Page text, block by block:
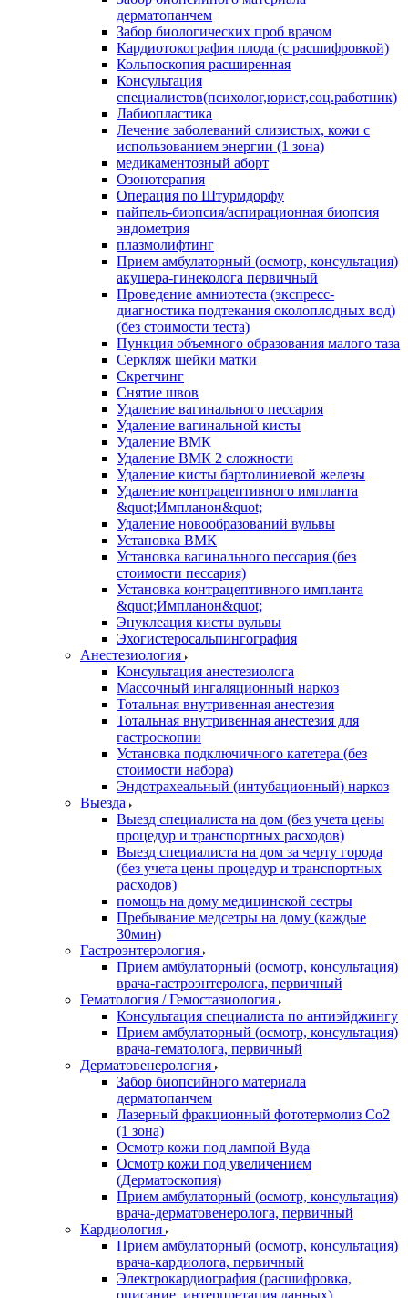
дерматопанчем
Забор биологических проб врачом
Кардиотокография плода (с расшифровкой)
Кольпоскопия расширенная
Консультация
специалистов(психолог,юрист,соц.работник)
Лабиопластика
Лечение заболеваний слизистых, кожи с
использованием энергии (1 зона)
медикаментозный аборт
Озонотерапия
Операция по Штурмдорфу
пайпель-биопсия/аспирационная биопсия
эндометрия
плазмолифтинг
Прием амбулаторный (осмотр, консультация)
акушера-гинеколога первичный
Проведение амниотеста (экспресс-
диагностика подтекания околоплодных вод)
(без стоимости теста)
Пункция объемного образования малого таза
Серкляж шейки матки
Скретчинг
Снятие швов
Удаление вагинального пессария
Удаление вагинальной кисты
Удаление ВМК
Удаление ВМК 2 сложности
Удаление кисты бартолиниевой железы
Удаление контрацептивного импланта
&quot;Импланон&quot;
Удаление новообразований вульвы
Установка ВМК
Установка вагинального пессария (без
стоимости пессария)
Установка контрацептивного импланта
&quot;Импланон&quot;
Энуклеация кисты вульвы
Эхогистеросальпингография
Анестезиология
Консультация анестезиолога
Массочный ингаляционный наркоз
Тотальная внутривенная анестезия
Тотальная внутривенная анестезия для
гастроскопии
Установка подключичного катетера (без
стоимости набора)
Эндотрахеальный (интубационный) наркоз
Выезда
Выезд специалиста на дом (без учета цены
процедур и транспортных расходов)
Выезд специалиста на дом за черту города
(без учета цены процедур и транспортных
расходов)
помощь на дому медицинской сестры
Пребывание медсетры на дому (каждые
30мин)
Гастроэнтерология
Прием амбулаторный (осмотр, консультация)
врача-гастроэнтеролога, первичный
Гематология / Гемостазиология
Консультация специалиста по антиэйджингу
Прием амбулаторный (осмотр, консультация)
врача-гематолога, первичный
Дерматовенерология
Забор биопсийного материала
дерматопанчем
Лазерный фракционный фототермолиз Со2
(1 зона)
Осмотр кожи под лампой Вуда
Осмотр кожи под увеличением
(Дерматоскопия)
Прием амбулаторный (осмотр, консультация)
врача-дерматовенеролога, первичный
Кардиология
Прием амбулаторный (осмотр, консультация)
врача-кардиолога, первичный
Электрокардиография (расшифровка,
описание, интерпретация данных)